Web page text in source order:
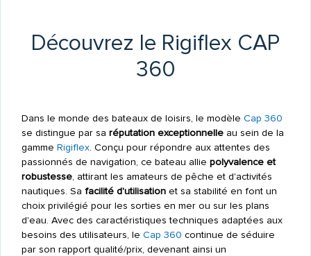
Découvrez le Rigiflex CAP
360
Dans le monde des bateaux de loisirs, le modèle Cap 360
se distingue par sa réputation exceptionnelleau sein de la
gamme Rigiflex. Conçu pour répondre aux attentes des
passionnés de navigation, ce bateau allie polyvalence et
robustesse, attirant les amateurs de pêche et d'activités
nautiques. Sa facilité d'utilisationet sa stabilité en font un
choix privilégié pour les sorties en mer ou sur les plans
d'eau. Avec des caractéristiques techniques adaptées aux
besoins des utilisateurs, le Cap 360 continue de séduire
par son rapport qualité/prix, devenant ainsi un